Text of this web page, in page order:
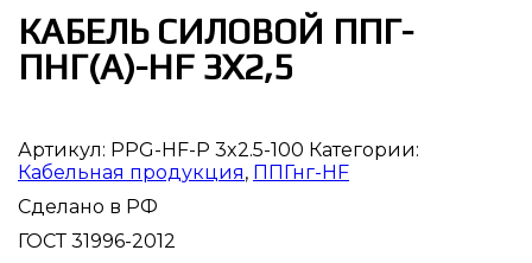
КАБЕЛЬ СИЛОВОЙ ППГ-
ПНГ(А)-HF 3Х2,5
Артикул: PPG-HF-P 3x2.5-100 Категории:
Кабельная продукция, ППГнг-HF
Сделано в РФ
ГОСТ 31996-2012